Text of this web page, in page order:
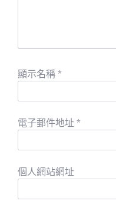
顯示名稱 *
電子郵件地址 *
個人網站網址